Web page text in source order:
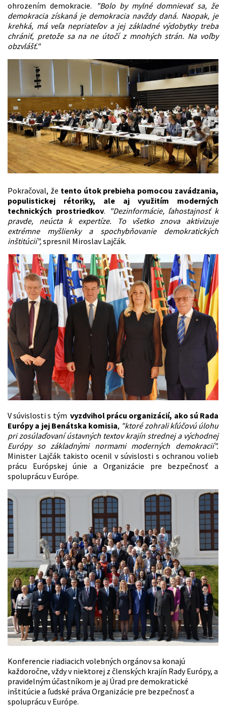
ohrozením demokracie.
"Bolo by mylné domnievať sa, že
demokracia získaná je demokracia navždy daná. Naopak, je
krehká, má veľa nepriateľov a jej základné výdobytky treba
chrániť, pretože sa na ne útočí z mnohých strán. Na voľby
obzvlášť."
Pokračoval, že tento útok prebieha pomocou zavádzania,
populistickej rétoriky, ale aj využitím moderných
technických prostriedkov. "Dezinformácie, ľahostajnosť k
pravde, neúcta k expertíze. To všetko znova aktivizuje
extrémne myšlienky a spochybňovanie demokratických
inštitúcií",spresnil Miroslav Lajčák.
V súvislosti s tým vyzdvihol prácu organizácií, ako sú Rada
Európy a jej Benátska komisia, "ktoré zohrali kľúčovú úlohu
pri zosúlaďovaní ústavných textov krajín strednej a východnej
Európy so základnými normami moderných demokracií".
Minister Lajčák takisto ocenil v súvislosti s ochranou volieb
prácu Európskej únie a Organizácie pre bezpečnosť a
spoluprácu v Európe.
Konferencie riadiacich volebných orgánov sa konajú
každoročne, vždy v niektorej z členských krajín Rady Európy, a
pravidelným účastníkom je aj Úrad pre demokratické
inštitúcie a ľudské práva Organizácie pre bezpečnosť a
spoluprácu v Európe.